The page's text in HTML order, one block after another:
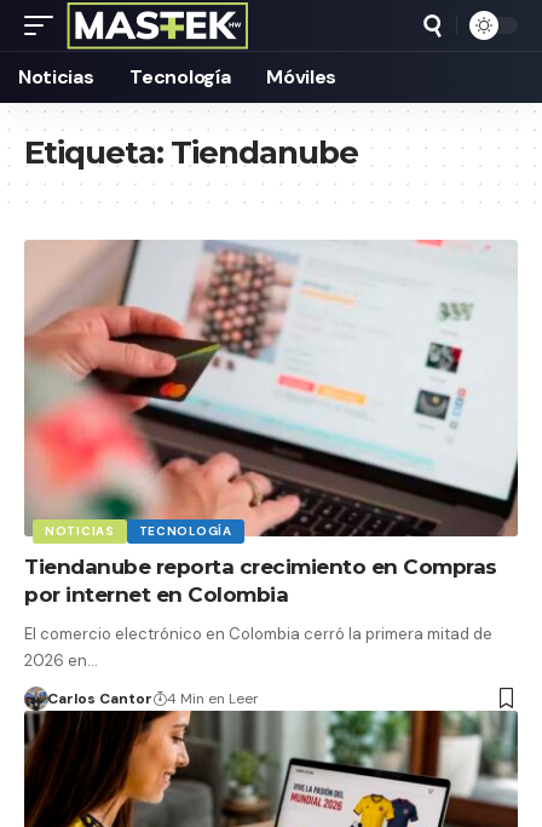
Noticias Tecnología Móviles
Etiqueta:Tiendanube
NOTICIAS TECNOLOGÍA
Tiendanube reporta crecimiento en Compras
por internet en Colombia
El comercio electrónico en Colombia cerró la primera mitad de
2026 en…
Carlos Cantor 4 Min en Leer